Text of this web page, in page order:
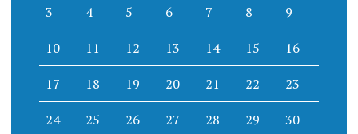
3 4 5 6 7 8 9
10 11 12 13 14 15 16
17 18 19 20 21 22 23
24 25 26 27 28 29 30